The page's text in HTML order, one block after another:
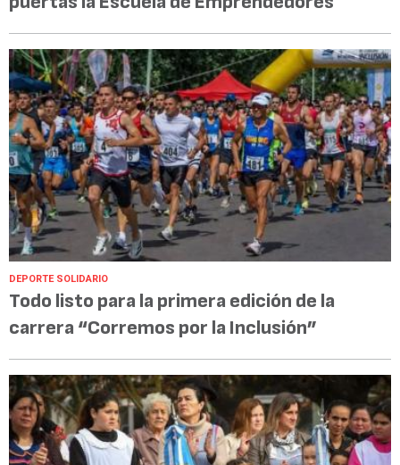
DEPORTE SOLIDARIO
Todo listo para la primera edición de la
carrera “Corremos por la Inclusión”